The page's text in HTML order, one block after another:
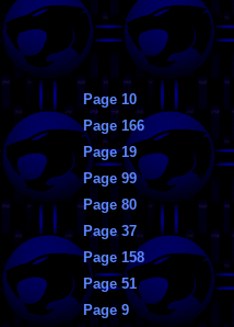
Page 10
Page 166
Page 19
Page 99
Page 80
Page 37
Page 158
Page 51
Page 9